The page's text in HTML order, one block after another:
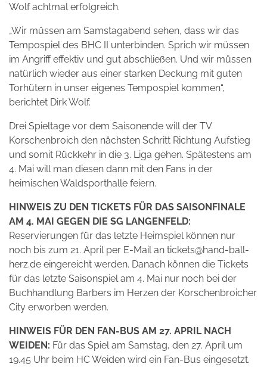
Wolf achtmal erfolgreich.
„Wir müssen am Samstagabend sehen, dass wir das
Tempospiel des BHC II unterbinden. Sprich wir müssen
im Angriff effektiv und gut abschließen. Und wir müssen
natürlich wieder aus einer starken Deckung mit guten
Torhütern in unser eigenes Tempospiel kommen“,
berichtet Dirk Wolf.
Drei Spieltage vor dem Saisonende will der TV
Korschenbroich den nächsten Schritt Richtung Aufstieg
und somit Rückkehr in die 3. Liga gehen. Spätestens am
4. Mai will man diesen dann mit den Fans in der
heimischen Waldsporthalle feiern.
HINWEIS ZU DEN TICKETS FÜR DAS SAISONFINALE
AM 4. MAI GEGEN DIE SG LANGENFELD:
Reservierungen für das letzte Heimspiel können nur
noch bis zum 21. April per E-Mail an tickets@hand-ball-
herz.de eingereicht werden. Danach können die Tickets
für das letzte Saisonspiel am 4. Mai nur noch bei der
Buchhandlung Barbers im Herzen der Korschenbroicher
City erworben werden.
HINWEIS FÜR DEN FAN-BUS AM 27. APRIL NACH
WEIDEN: Für das Spiel am Samstag, den 27. April um
19.45 Uhr beim HC Weiden wird ein Fan-Bus eingesetzt.